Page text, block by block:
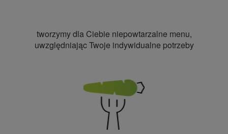
tworzymy dla Ciebie niepowtarzalne menu,
uwzględniając Twoje indywidualne potrzeby